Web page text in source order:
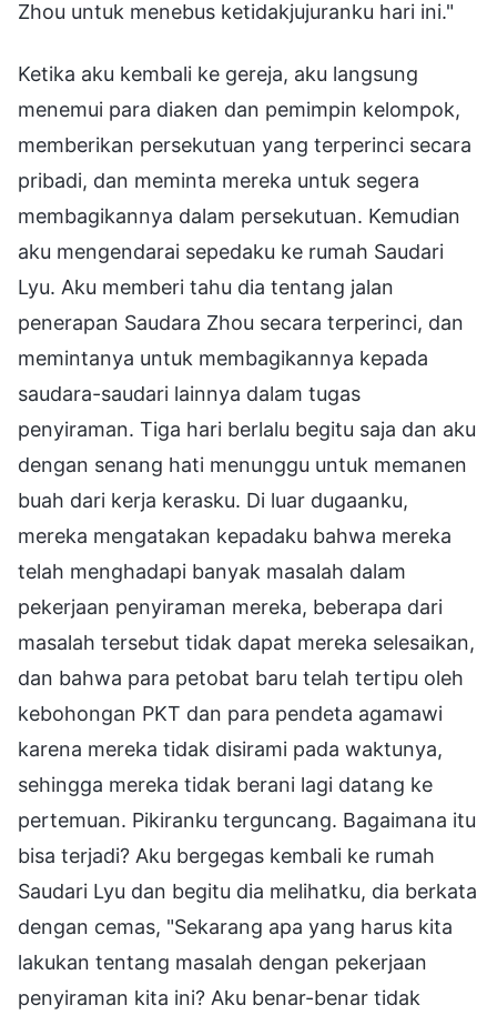
Zhou untuk menebus ketidakjujuranku hari ini."
Ketika aku kembali ke gereja, aku langsung
menemui para diaken dan pemimpin kelompok,
memberikan persekutuan yang terperinci secara
pribadi, dan meminta mereka untuk segera
membagikannya dalam persekutuan. Kemudian
aku mengendarai sepedaku ke rumah Saudari
Lyu. Aku memberi tahu dia tentang jalan
penerapan Saudara Zhou secara terperinci, dan
memintanya untuk membagikannya kepada
saudara-saudari lainnya dalam tugas
penyiraman. Tiga hari berlalu begitu saja dan aku
dengan senang hati menunggu untuk memanen
buah dari kerja kerasku. Di luar dugaanku,
mereka mengatakan kepadaku bahwa mereka
telah menghadapi banyak masalah dalam
pekerjaan penyiraman mereka, beberapa dari
masalah tersebut tidak dapat mereka selesaikan,
dan bahwa para petobat baru telah tertipu oleh
kebohongan PKT dan para pendeta agamawi
karena mereka tidak disirami pada waktunya,
sehingga mereka tidak berani lagi datang ke
pertemuan. Pikiranku terguncang. Bagaimana itu
bisa terjadi? Aku bergegas kembali ke rumah
Saudari Lyu dan begitu dia melihatku, dia berkata
dengan cemas, "Sekarang apa yang harus kita
lakukan tentang masalah dengan pekerjaan
penyiraman kita ini? Aku benar-benar tidak